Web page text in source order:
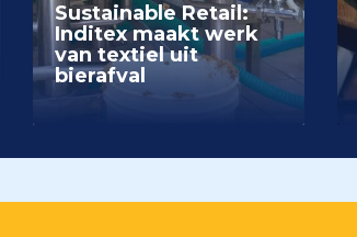
Sustainable Retail:
Inditex maakt werk
van textiel uit
bierafval